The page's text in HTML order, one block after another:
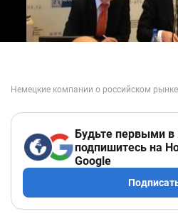
Будьте первыми в
подпишитесь на
Google